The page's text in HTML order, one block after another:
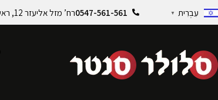
עִבְרִית ▼
0547-561-561רח’ מזל אליעזר 12, ראשון לציון